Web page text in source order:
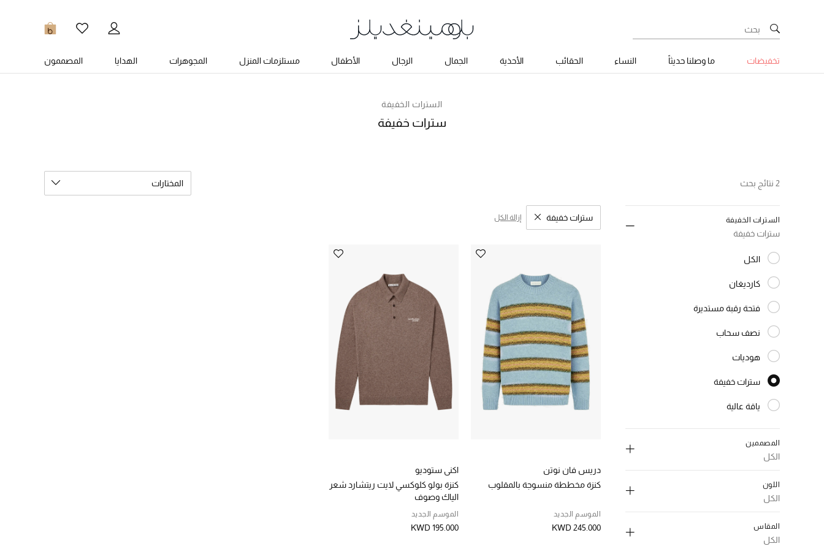
0
تخفيضات ما وصلنا حديثاً النساء الحقائب الأحذية الجمال الرجال الأطفال مستلزمات المنزل المجوهرات الهدايا المصممون
السترات الخفيفة
سترات خفيفة
2 نتائج بحث
السترات الخفيفة
سترات خفيفة
الكل
كارديغان
فتحة رقبة مستديرة
نصف سحاب
هوديات
سترات خفيفة
ياقة عالية
الترتيب حسب النوع: رقبة في
المصممين
الكل
أكني ستوديوز
الترتيب حسب المصممين: أكني ستوديوز
اللون
الكل
المقاس
الكل
المختارات
سترات خفيفة
مسح نتائج البحث النوع المحدد
إزالة الكل
دريس فان نوتن
كنزة مخططة منسوجة بالمقلوب
الموسم الجديد
KWD 245.000
اكني ستوديو
كنزة بولو كلوكسي لايت ريتشارد شعر
الياك وصوف
الموسم الجديد
KWD 195.000